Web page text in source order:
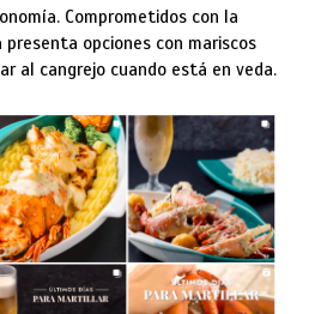
Comprometidos con la
opciones con mariscos
al cangrejo cuando está en veda.